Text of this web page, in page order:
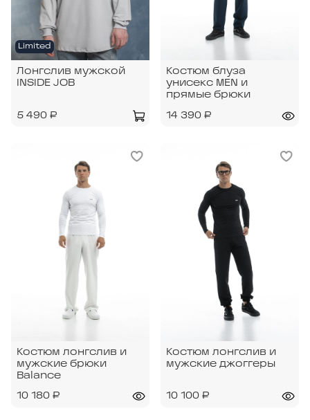
Limited
Лонгслив мужской
INSIDE JOB
5 490 ₽
Костюм блуза
унисекс MEN и
прямые брюки
14 390 ₽
Костюм лонгслив и
мужские брюки
Balance
10 180 ₽
Костюм лонгслив и
мужские джоггеры
10 100 ₽